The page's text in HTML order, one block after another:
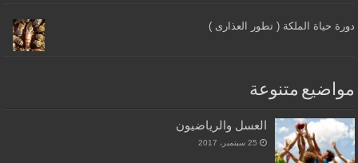
دورة حياة الملكة ( تطور العذارى )
مواضيع متنوعة
العسل والرياضيون
25 سبتمبر، 2017